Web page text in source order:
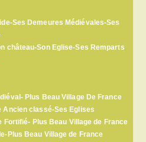
Ses Demeures Médiévales-Ses
château-Son Eglise-Ses Remparts
Plus Beau Village De France
Ancien classé-Ses Eglises
Fortifié- Plus Beau Village de France
Plus Beau Village de France